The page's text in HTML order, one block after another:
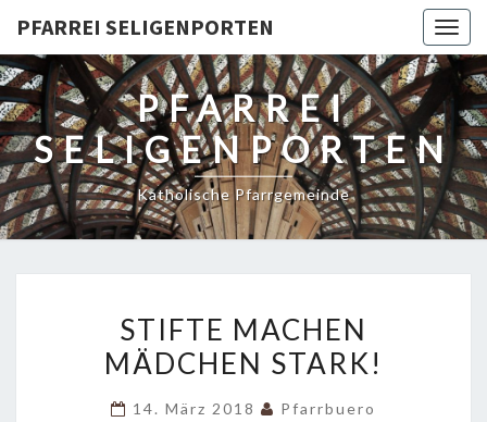
PFARREI SELIGENPORTEN
PFARREI
SELIGENPORTEN
Katholische Pfarrgemeinde
MACHEN
MÄDCHEN
STIFTE MACHEN
MÄDCHEN STARK!
14. März 2018 Pfarrbuero